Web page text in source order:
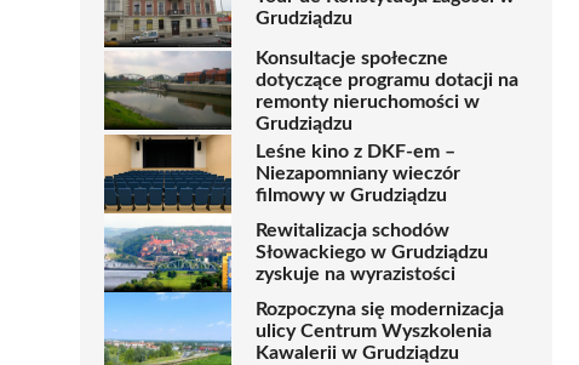
Grudziądzu
Konsultacje społeczne
dotyczące programu dotacji na
remonty nieruchomości w
Grudziądzu
Leśne kino z DKF-em –
Niezapomniany wieczór
filmowy w Grudziądzu
Rewitalizacja schodów
Słowackiego w Grudziądzu
zyskuje na wyrazistości
Rozpoczyna się modernizacja
ulicy Centrum Wyszkolenia
Kawalerii w Grudziądzu